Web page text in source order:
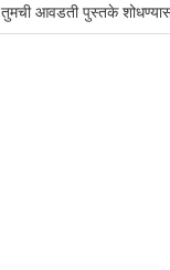
तुमची आवडती पुस्तके